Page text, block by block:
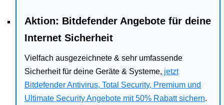
Aktion: Bitdefender Angebote für deine
Internet Sicherheit
Vielfach ausgezeichnete & sehr umfassende
Sicherheit für deine Geräte & Systeme, jetzt
Bitdefender Antivirus, Total Security, Premium und
Ultimate Security Angebote mit 50% Rabatt sichern.